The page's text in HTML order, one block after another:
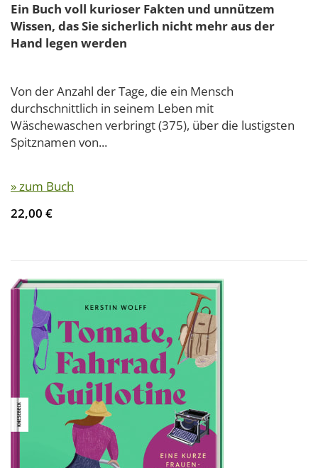
Ein Buch voll kurioser Fakten und unnützem
Wissen, das Sie sicherlich nicht mehr aus der
Hand legen werden
Von der Anzahl der Tage, die ein Mensch
durchschnittlich in seinem Leben mit
Wäschewaschen verbringt (375), über die lustigsten
Spitznamen von...
» zum Buch
22,00 €